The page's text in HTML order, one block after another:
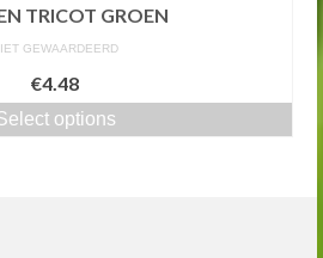
TRICOT GROEN
GEWAARDEERD
€4.48
options